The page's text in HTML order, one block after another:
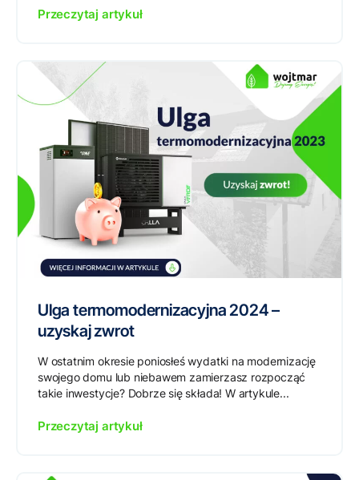
Przeczytaj artykuł
Ulga termomodernizacyjna 2024 –
uzyskaj zwrot
W ostatnim okresie poniosłeś wydatki na modernizację
swojego domu lub niebawem zamierzasz rozpocząć
takie inwestycje? Dobrze się składa! W artykule...
Przeczytaj artykuł